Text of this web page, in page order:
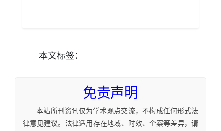
本文标签：
免责声明
本站所刊资讯仅为学术观点交流，不构成任何形式法
律意见建议。法律适用存在地域、时效、个案等差异，请